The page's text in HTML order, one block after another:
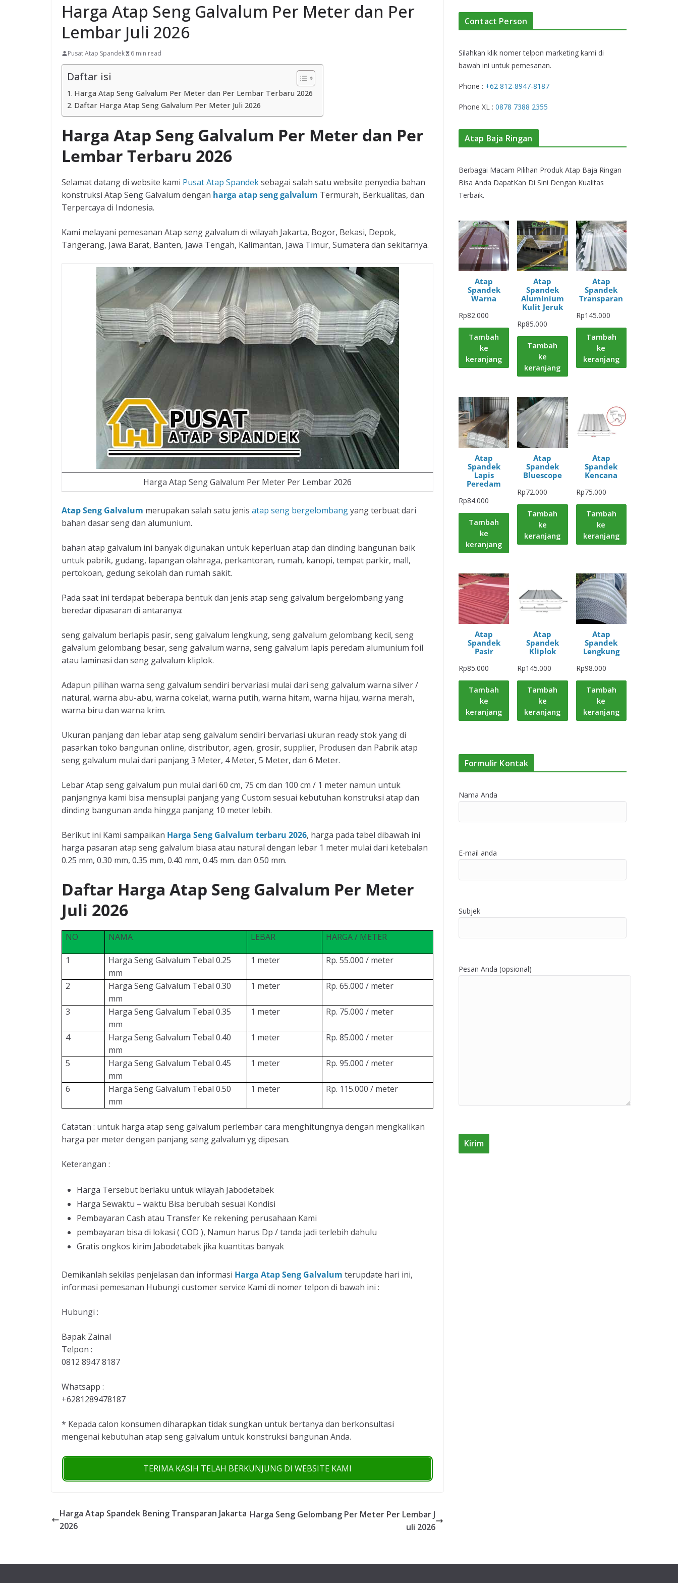
Harga Atap Seng Galvalum Per Meter dan Per
Lembar Juli 2026
Pusat Atap Spandek 6 min read
Daftar isi
Harga Atap Seng Galvalum Per Meter dan Per Lembar Terbaru 2026
Daftar Harga Atap Seng Galvalum Per Meter Juli 2026
Harga Atap Seng Galvalum Per Meter dan Per
Lembar Terbaru 2026
Selamat datang di website kami Pusat Atap Spandeksebagai salah satu website penyedia bahan
konstruksi Atap Seng Galvalum dengan harga atap seng galvalum Termurah, Berkualitas, dan
Terpercaya di Indonesia.
Kami melayani pemesanan Atap seng galvalum di wilayah Jakarta, Bogor, Bekasi, Depok,
Tangerang, Jawa Barat, Banten, Jawa Tengah, Kalimantan, Jawa Timur, Sumatera dan sekitarnya.
Harga Atap Seng Galvalum Per Meter Per Lembar 2026
Atap Seng Galvalum merupakan salah satu jenis atap seng bergelombangyang terbuat dari
bahan dasar seng dan alumunium.
bahan atap galvalum ini banyak digunakan untuk keperluan atap dan dinding bangunan baik
untuk pabrik, gudang, lapangan olahraga, perkantoran, rumah, kanopi, tempat parkir, mall,
pertokoan, gedung sekolah dan rumah sakit.
Pada saat ini terdapat beberapa bentuk dan jenis atap seng galvalum bergelombang yang
beredar dipasaran di antaranya:
seng galvalum berlapis pasir, seng galvalum lengkung, seng galvalum gelombang kecil, seng
galvalum gelombang besar, seng galvalum warna, seng galvalum lapis peredam alumunium foil
atau laminasi dan seng galvalum kliplok.
Adapun pilihan warna seng galvalum sendiri bervariasi mulai dari seng galvalum warna silver /
natural, warna abu-abu, warna cokelat, warna putih, warna hitam, warna hijau, warna merah,
warna biru dan warna krim.
Ukuran panjang dan lebar atap seng galvalum sendiri bervariasi ukuran ready stok yang di
pasarkan toko bangunan online, distributor, agen, grosir, supplier, Produsen dan Pabrik atap
seng galvalum mulai dari panjang 3 Meter, 4 Meter, 5 Meter, dan 6 Meter.
Lebar Atap seng galvalum pun mulai dari 60 cm, 75 cm dan 100 cm / 1 meter namun untuk
panjangnya kami bisa mensuplai panjang yang Custom sesuai kebutuhan konstruksi atap dan
dinding bangunan anda hingga panjang 10 meter lebih.
Berikut ini Kami sampaikan Harga Seng Galvalum terbaru 2026, harga pada tabel dibawah ini
harga pasaran atap seng galvalum biasa atau natural dengan lebar 1 meter mulai dari ketebalan
0.25 mm, 0.30 mm, 0.35 mm, 0.40 mm, 0.45 mm. dan 0.50 mm.
Daftar Harga Atap Seng Galvalum Per Meter
Juli 2026
NO NAMA LEBAR HARGA / METER
1
Harga Seng Galvalum Tebal 0.25
mm
1 meter Rp. 55.000 / meter
2
Harga Seng Galvalum Tebal 0.30
mm
1 meter Rp. 65.000 / meter
3
Harga Seng Galvalum Tebal 0.35
mm
1 meter Rp. 75.000 / meter
4
Harga Seng Galvalum Tebal 0.40
mm
1 meter Rp. 85.000 / meter
5
Harga Seng Galvalum Tebal 0.45
mm
1 meter Rp. 95.000 / meter
6
Harga Seng Galvalum Tebal 0.50
mm
1 meter Rp. 115.000 / meter
Catatan : untuk harga atap seng galvalum perlembar cara menghitungnya dengan mengkalikan
harga per meter dengan panjang seng galvalum yg dipesan.
Keterangan :
Harga Tersebut berlaku untuk wilayah Jabodetabek
Harga Sewaktu – waktu Bisa berubah sesuai Kondisi
Pembayaran Cash atau Transfer Ke rekening perusahaan Kami
pembayaran bisa di lokasi ( COD ), Namun harus Dp / tanda jadi terlebih dahulu
Gratis ongkos kirim Jabodetabek jika kuantitas banyak
Demikanlah sekilas penjelasan dan informasi Harga Atap Seng Galvalum terupdate hari ini,
informasi pemesanan Hubungi customer service Kami di nomer telpon di bawah ini :
Hubungi :
Bapak Zainal
Telpon :
0812 8947 8187
Whatsapp :
+6281289478187
* Kepada calon konsumen diharapkan tidak sungkan untuk bertanya dan berkonsultasi
mengenai kebutuhan atap seng galvalum untuk konstruksi bangunan Anda.
TERIMA KASIH TELAH BERKUNJUNG DI WEBSITE KAMI
Harga Atap Spandek Bening Transparan Jakarta
2026
Harga Seng Gelombang Per Meter Per Lembar J
uli 2026
Contact Person
Silahkan klik nomer telpon marketing kami di
bawah ini untuk pemesanan.
Phone : +62 812-8947-8187
Phone XL : 0878 7388 2355
Atap Baja Ringan
Berbagai Macam Pilihan Produk Atap Baja Ringan
Bisa Anda DapatKan Di Sini Dengan Kualitas
Terbaik.
Atap
Spandek
Warna
Rp82.000
Tambah
ke
keranjang
Atap
Spandek
Aluminium
Kulit Jeruk
Rp85.000
Tambah
ke
keranjang
Atap
Spandek
Transparan
Rp145.000
Tambah
ke
keranjang
Atap
Spandek
Lapis
Peredam
Rp84.000
Tambah
ke
keranjang
Atap
Spandek
Bluescope
Rp72.000
Tambah
ke
keranjang
Atap
Spandek
Kencana
Rp75.000
Tambah
ke
keranjang
Atap
Spandek
Pasir
Rp85.000
Tambah
ke
keranjang
Atap
Spandek
Kliplok
Rp145.000
Tambah
ke
keranjang
Atap
Spandek
Lengkung
Rp98.000
Tambah
ke
keranjang
Formulir Kontak
Nama Anda
E-mail anda
Subjek
Pesan Anda (opsional)